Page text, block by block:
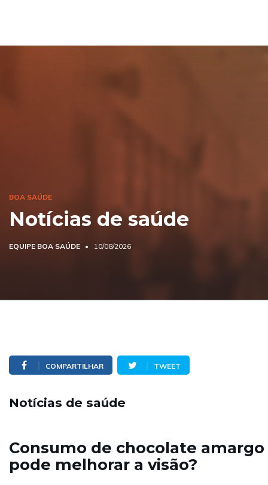
BOA SAÚDE
Notícias de saúde
EQUIPE BOA SAÚDE 10/08/2026
COMPARTILHAR TWEET
Notícias de saúde
Consumo de chocolate amargo
pode melhorar a visão?